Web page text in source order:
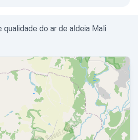
do ar de aldeia Mali